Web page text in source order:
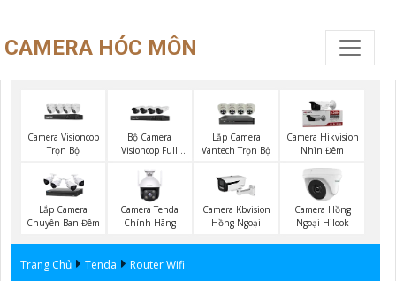
CAMERA HÓC MÔN
Camera Visioncop
Trọn Bộ
Bộ Camera
Visioncop Full
Lắp Camera
Vantech Trọn Bộ
Camera Hikvision
Nhìn Đêm
Lắp Camera
Chuyên Ban Đêm
Camera Tenda
Chính Hãng
Camera Kbvision
Hồng Ngoại
Camera Hồng
Ngoại Hilook
Trang Chủ Tenda Router Wifi